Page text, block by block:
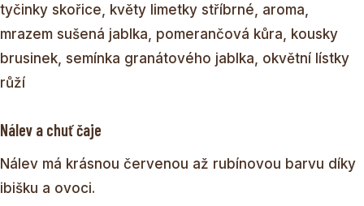
tyčinky skořice, květy limetky stříbrné, aroma,
mrazem sušená jablka, pomerančová kůra, kousky
brusinek, semínka granátového jablka, okvětní lístky
růží
Nálev a chuť čaje
Nálev má krásnou červenou až rubínovou barvu díky
ibišku a ovoci.